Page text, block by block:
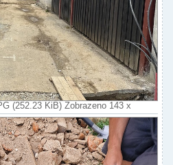
(252.23 KiB) Zobrazeno 143 x